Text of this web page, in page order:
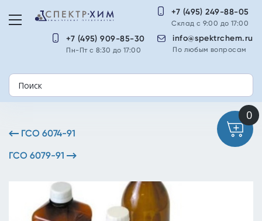
info@spektrchem.ru
По любым вопросам
+7 (495) 249-88-05
Склад с 9:00 до 17:00
+7 (495) 909-85-30
Пн-Пт с 8:30 до 17:00
ГСО 6074-91
ГСО 6079-91